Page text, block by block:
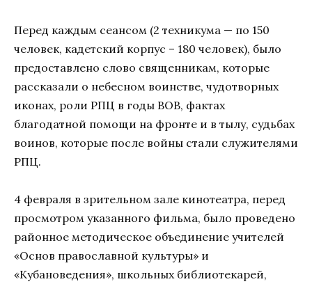
Перед каждым сеансом (2 техникума — по 150
человек, кадетский корпус – 180 человек), было
предоставлено слово священникам, которые
рассказали о небесном воинстве, чудотворных
иконах, роли РПЦ в годы ВОВ, фактах
благодатной помощи на фронте и в тылу, судьбах
воинов, которые после войны стали служителями
РПЦ.
4 февраля в зрительном зале кинотеатра, перед
просмотром указанного фильма, было проведено
районное методическое объединение учителей
«Основ православной культуры» и
«Кубановедения», школьных библиотекарей,